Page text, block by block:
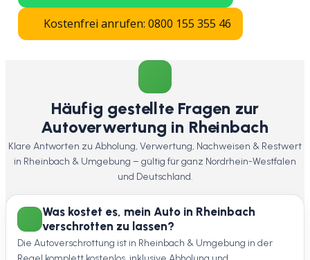
Kostenfrei anrufen: 0800 155 355 46
Häufig gestellte Fragen zur
Autoverwertung in Rheinbach
Klare Antworten zu Abholung, Verwertung, Nachweisen & Restwert
in Rheinbach & Umgebung – gültig für ganz Nordrhein-Westfalen
und Deutschland.
Was kostet es, mein Auto in Rheinbach
verschrotten zu lassen?
Die Autoverschrottung ist in Rheinbach & Umgebung in der